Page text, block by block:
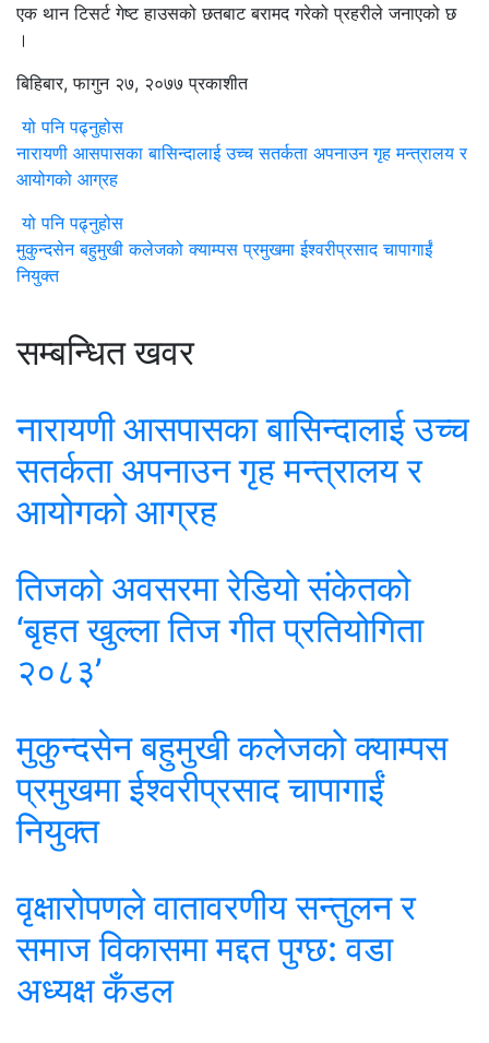
एक थान टिसर्ट गेष्ट हाउसको छतबाट बरामद गरेको प्रहरीले जनाएको छ
।
बिहिबार, फागुन २७, २०७७ प्रकाशीत
यो पनि पढ्नुहोस
नारायणी आसपासका बासिन्दालाई उच्च सतर्कता अपनाउन गृह मन्त्रालय र
आयोगको आग्रह
यो पनि पढ्नुहोस
मुकुन्दसेन बहुमुखी कलेजको क्याम्पस प्रमुखमा ईश्वरीप्रसाद चापागाईं
नियुक्त
सम्बन्धित खवर
नारायणी आसपासका बासिन्दालाई उच्च
सतर्कता अपनाउन गृह मन्त्रालय र
आयोगको आग्रह
तिजको अवसरमा रेडियो संकेतको
‘बृहत खुल्ला तिज गीत प्रतियोगिता
२०८३’
मुकुन्दसेन बहुमुखी कलेजको क्याम्पस
प्रमुखमा ईश्वरीप्रसाद चापागाईं
नियुक्त
वृक्षारोपणले वातावरणीय सन्तुलन र
समाज विकासमा मद्दत पुग्छ: वडा
अध्यक्ष कँडल